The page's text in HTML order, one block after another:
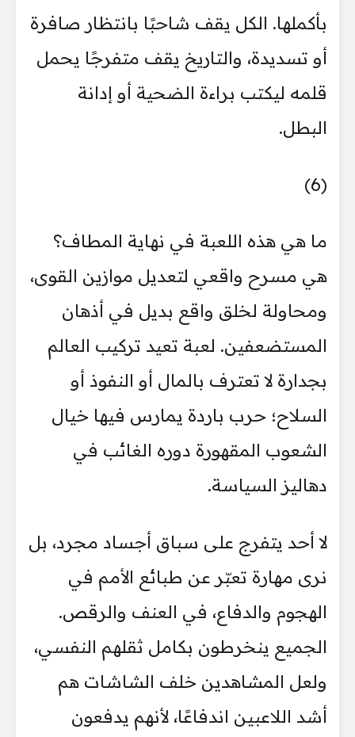
بأكملها. الكل يقف شاحبًا بانتظار صافرة
أو تسديدة، والتاريخ يقف متفرجًا يحمل
قلمه ليكتب براءة الضحية أو إدانة
البطل.
(6)
ما هي هذه اللعبة في نهاية المطاف؟
هي مسرح واقعي لتعديل موازين القوى،
ومحاولة لخلق واقع بديل في أذهان
المستضعفين. لعبة تعيد تركيب العالم
بجدارة لا تعترف بالمال أو النفوذ أو
السلاح؛ حرب باردة يمارس فيها خيال
الشعوب المقهورة دوره الغائب في
دهاليز السياسة.
لا أحد يتفرج على سباق أجساد مجرد، بل
نرى مهارة تعبّر عن طبائع الأمم في
الهجوم والدفاع، في العنف والرقص.
الجميع ينخرطون بكامل ثقلهم النفسي،
ولعل المشاهدين خلف الشاشات هم
أشد اللاعبين اندفاعًا، لأنهم يدفعون